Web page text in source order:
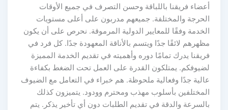
أعضاء فريقنا باللباقة وحسن التصرف في جميع الأوقات
الحرجة والمختلفة. جميعهم مدربون على أعلى مستويات
الخدمة وفقًا للمعايير الدولية المرموقة. نحرص على أن يكون
مظهرهم لائقًا جدًا ويتسم بالأناقة المعهودة جدًا. كل فرد في
فريقنا يدرك تمامًا دوره وأهميته في تقديم الخدمة المميزة
لضيوفكم. يمتلكون القدرة على العمل تحت الضغط بكفاءة
عالية جدًا وفعالية ملحوظة. هم خبراء في التعامل مع الضيوف
المختلفين بأسلوب مهذب ومحترم وودود. يتميزون كذلك
بالسرعة والدقة في تقديم الطلبات دون أي تأخير يذكر. يتم